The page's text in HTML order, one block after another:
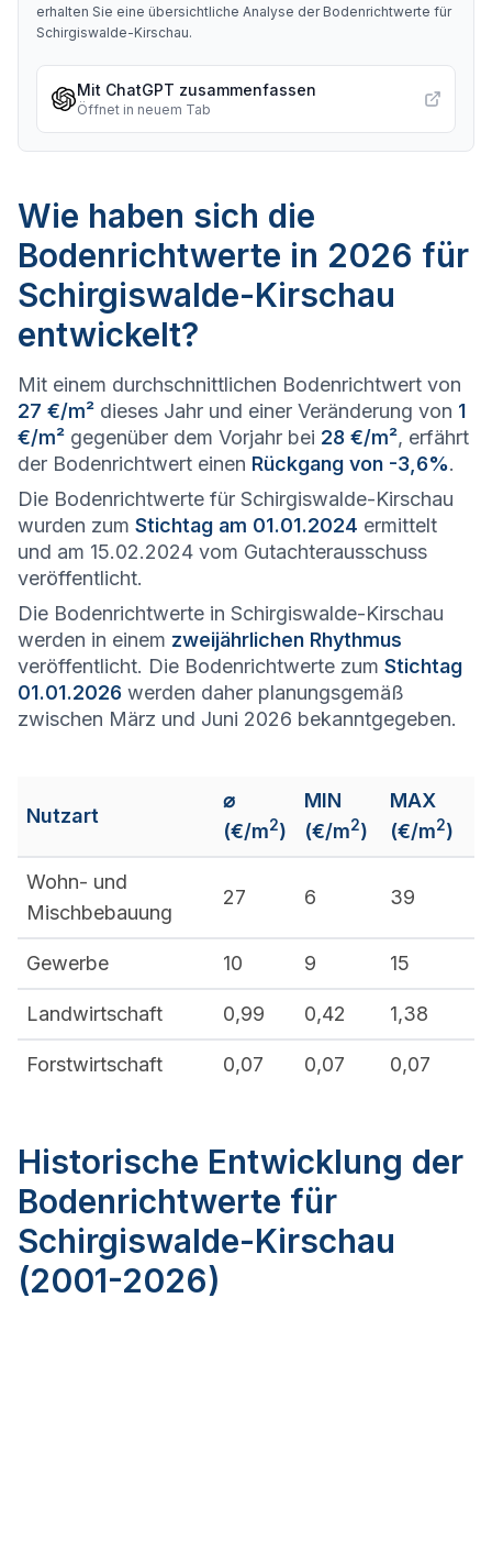
erhalten Sie eine übersichtliche Analyse der Bodenrichtwerte für
Schirgiswalde-Kirschau.
Mit ChatGPT zusammenfassen
Öffnet in neuem Tab
Wie haben sich die
Bodenrichtwerte in 2026 für
Schirgiswalde-Kirschau
entwickelt?
Mit einem durchschnittlichen Bodenrichtwert von
27 €/m² dieses Jahr und einer Veränderung von 1
€/m² gegenüber dem Vorjahr bei 28 €/m², erfährt
der Bodenrichtwert einen Rückgang von -3,6%.
Die Bodenrichtwerte für Schirgiswalde-Kirschau
wurden zum Stichtag am 01.01.2024 ermittelt
und am 15.02.2024 vom Gutachterausschuss
veröffentlicht.
Die Bodenrichtwerte in Schirgiswalde-Kirschau
werden in einem zweijährlichen Rhythmus
veröffentlicht. Die Bodenrichtwerte zum Stichtag
01.01.2026 werden daher planungsgemäß
zwischen März und Juni 2026 bekanntgegeben.
Nutzart
⌀
(€/m2)
MIN
(€/m2)
MAX
(€/m2)
Wohn- und
Mischbebauung
27 6 39
Gewerbe 10 9 15
Landwirtschaft 0,99 0,42 1,38
Forstwirtschaft 0,07 0,07 0,07
Historische Entwicklung der
Bodenrichtwerte für
Schirgiswalde-Kirschau
(2001-2026)